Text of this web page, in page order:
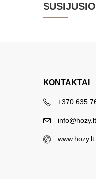
KONTAKTAI
+370 635
info@hozy.lt
www.hozy.lt